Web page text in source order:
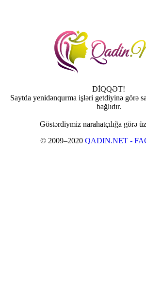
DİQQƏT!
Saytda yenidənqurma işləri getdiyinə görə
bağlıdır.
Göstərdiymiz narahatçılığa görə
© 2009–2020 QADIN.NET -